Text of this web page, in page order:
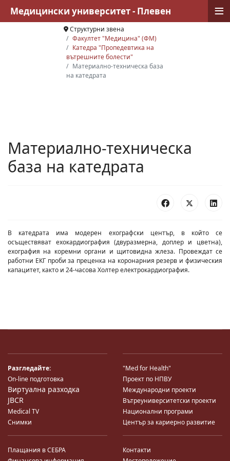
Структурни звена
Факултет "Медицина" (ФМ)
Катедра "Пропедевтика на
вътрешните болести"
Материално-техническа база
на катедрата
Материално-техническа
база на катедрата
B катедрата има модерен ехографски център, в който се
осъществяват ехокардиография (двуразмерна, доплер и цветна),
ехография на коремни органи и щитовидна жлеза. Провеждат се
работни ЕКГ проби за преценка на коронарния резерв и физическия
капацитет, както и 24-часова Холтер електрокардиография.
Разгледайте:
On-line подготовка
Виртуална разходка
JBCR
Medical TV
Снимки
"Med for Health"
Проект по НПВУ
Международни проекти
Вътреуниверситетски проекти
Национални програми
Център за кариерно развитие
Плащания в СЕБРА
Контакти
Медицински университет - Плевен ≡